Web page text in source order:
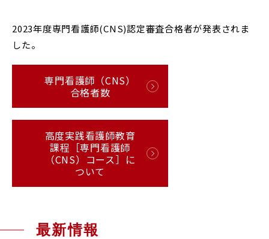
SCHOOL LIFE
学生生活
研究・社会連携
受験生の方へ
在学生の方へ 一般の方へ
2023年度専門看護師(CNS)認定審査合格者が発表されま
した。
専門看護師（CNS）
合格者数
高度実践看護師教育
課程［専門看護師
（CNS）コース］に
ついて
最新情報